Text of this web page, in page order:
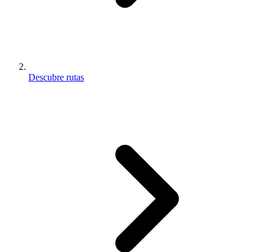
Descubre rutas